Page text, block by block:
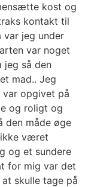
kost og
kontakt til
var jeg under
var noget
jeg så den
mad.. Jeg
opgivet på
og roligt og
den måde øge
været
og et sundere
for mig var det
skulle tage på